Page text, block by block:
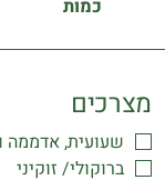
כמות
מצרכים
שעועית, אדממה
ברוקולי/ זוקיני